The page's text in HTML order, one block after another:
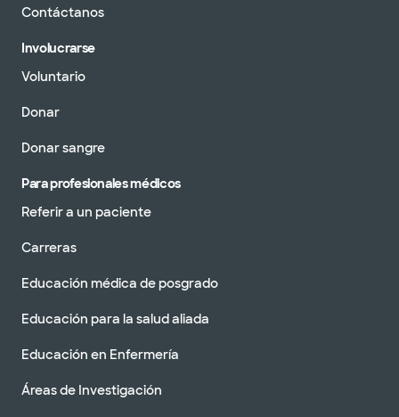
Contáctanos
Involucrarse
Voluntario
Donar
Donar sangre
Para profesionales médicos
Referir a un paciente
Carreras
Educación médica de posgrado
Educación para la salud aliada
Educación en Enfermería
Áreas de Investigación